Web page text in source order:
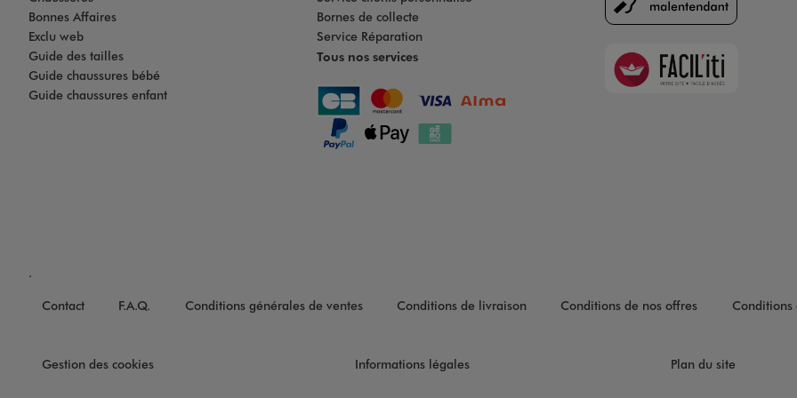
Bonnes Affaires
Exclu web
Guide des tailles
Guide chaussures bébé
Guide chaussures enfant
Bornes de collecte
Service Réparation
Tous nos services Faciliti
.
Contact
F.A.Q. Conditions générales de ventes Conditions de livraison Conditions de nos offres
Gestion des cookies Informations légales Plan du site